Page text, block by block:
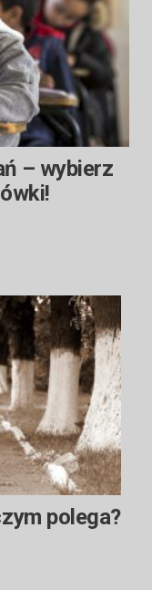
– wybierz
polega?